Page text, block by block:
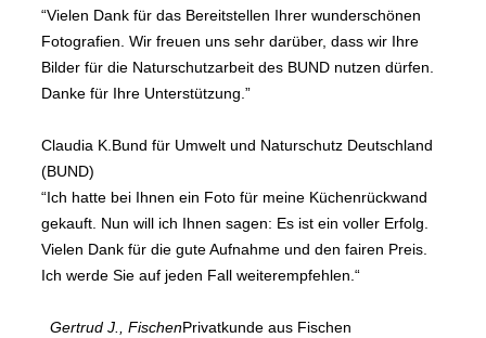
“Vielen Dank für das Bereitstellen Ihrer wunderschönen
Fotografien. Wir freuen uns sehr darüber, dass wir Ihre
Bilder für die Naturschutzarbeit des BUND nutzen dürfen.
Danke für Ihre Unterstützung.”
Claudia K.Bund für Umwelt und Naturschutz Deutschland
(BUND)
“Ich hatte bei Ihnen ein Foto für meine Küchenrückwand
gekauft. Nun will ich Ihnen sagen: Es ist ein voller Erfolg.
Vielen Dank für die gute Aufnahme und den fairen Preis.
Ich werde Sie auf jeden Fall weiterempfehlen.“
Gertrud J., FischenPrivatkunde aus Fischen